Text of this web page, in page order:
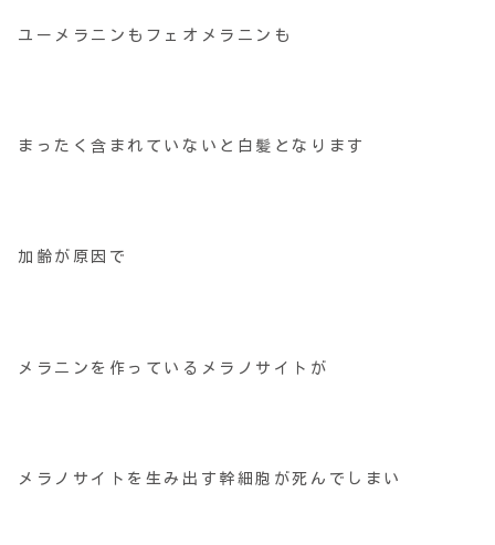
ユーメラニンもフェオメラニンも
まったく含まれていないと白髪となります
加齢が原因で
メラニンを作っているメラノサイトが
メラノサイトを生み出す幹細胞が死んでしまい